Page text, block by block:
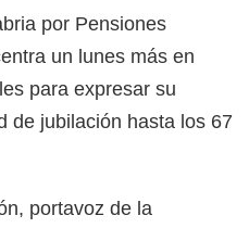
por Pensiones
un lunes más en
para expresar su
de jubilación hasta los 67
portavoz de la